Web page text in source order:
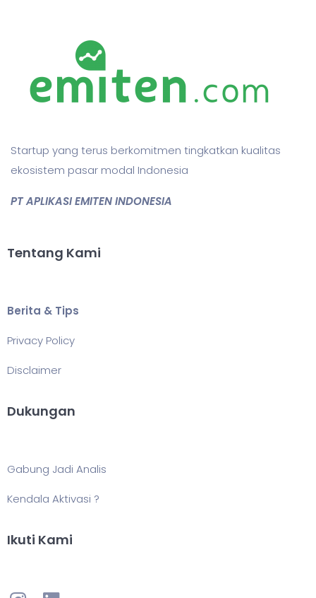
Startup yang terus berkomitmen tingkatkan kualitas
ekosistem pasar modal Indonesia
PT APLIKASI EMITEN INDONESIA
Tentang Kami
Berita & Tips
Privacy Policy
Disclaimer
Dukungan
Gabung Jadi Analis
Kendala Aktivasi ?
Ikuti Kami